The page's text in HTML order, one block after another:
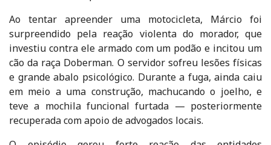
Ao tentar apreender uma motocicleta, Márcio foi
surpreendido pela reação violenta do morador, que
investiu contra ele armado com um podão e incitou um
cão da raça Doberman. O servidor sofreu lesões físicas
e grande abalo psicológico. Durante a fuga, ainda caiu
em meio a uma construção, machucando o joelho, e
teve a mochila funcional furtada — posteriormente
recuperada com apoio de advogados locais.